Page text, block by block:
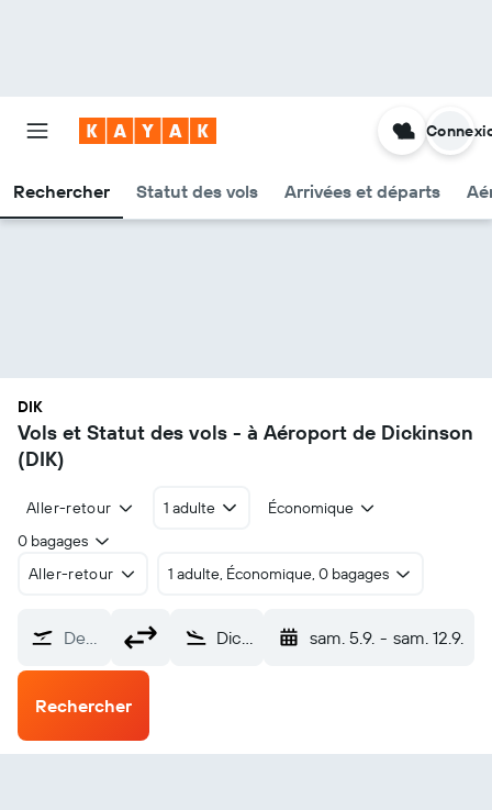
Rechercher Statut des vols Arrivées et départs
DIK
Vols et Statut des vols - à Aéroport de Dickinson
(DIK)
Aller-retour 1 adulte
Économique
0 bagages
Aller-retour
1 adulte, Économique, 0 bagages
De… Dickinson (DIK) sam. 5.9. - sam. 12.9.
Rechercher